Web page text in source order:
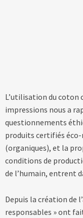
L’utilisation du
impressions nous a
questionnements
produits certifiés
(organiques), et la
conditions de
de l’humain, entrent
Depuis la création de
responsables » ont